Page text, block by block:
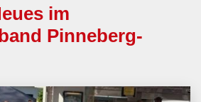
im
Pinneberg-